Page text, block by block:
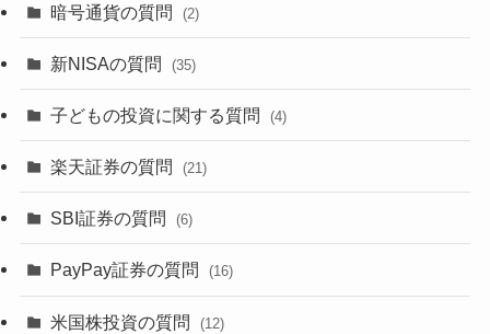
暗号通貨の質問 (2)
新NISAの質問 (35)
子どもの投資に関する質問 (4)
楽天証券の質問 (21)
SBI証券の質問 (6)
PayPay証券の質問 (16)
米国株投資の質問 (12)